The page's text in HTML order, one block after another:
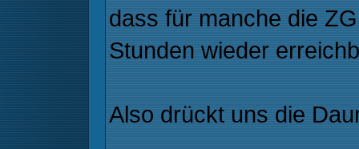
dass für manche die
Stunden wieder
Also drückt uns die